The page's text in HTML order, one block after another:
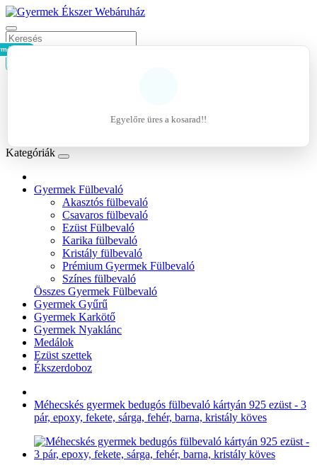
- 0Ft
Egyelőre üres a kosarad!!
Kategóriák
Gyermek Fülbevaló
Akasztós fülbevaló
Csavaros fülbevaló
Ezüst Fülbevaló
Karika fülbevaló
Kristály fülbevaló
Prémium Gyermek Fülbevaló
Színes fülbevaló
Összes Gyermek Fülbevaló
Gyermek Gyűrű
Gyermek Karkötő
Gyermek Nyaklánc
Medálok
Ezüst szettek
Ékszerdoboz
Méhecskés gyermek bedugós fülbevaló kártyán 925 ezüst - 3
pár, epoxy, fekete, sárga, fehér, barna, kristály köves